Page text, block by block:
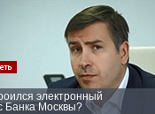
электронный
Банка Москвы?